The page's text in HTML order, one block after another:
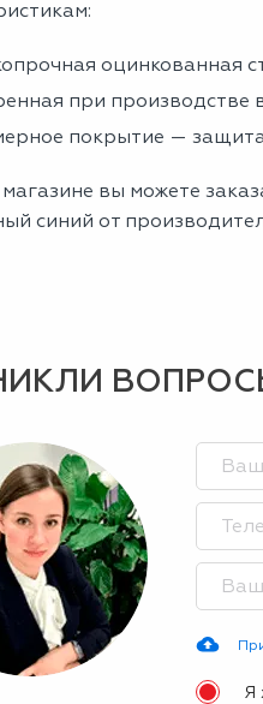
оцинкованная
при производстве
покрытие —
вы можете
синий от
Я